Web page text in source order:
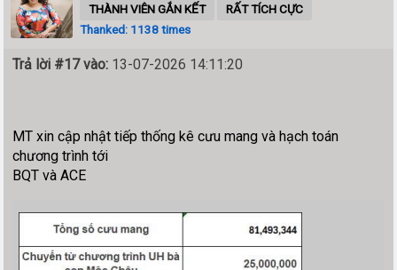
THÀNH VIÊN GẮN KẾT
RẤT TÍCH CỰC
Thanked: 1138 times
Trả lời #17 vào: 13-07-2026 14:11:20
MT xin cập nhật tiếp thống kê cưu mang và hạch toán
chương trình tới
BQT và ACE